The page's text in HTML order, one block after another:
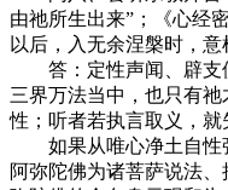
由祂所生出来”；《心经
以后，入无余涅槃时，
答：定性声闻、辟支佛
三界万法当中，也只有
性；听者若执言取义，就
如果从唯心净土自性弥
阿弥陀佛为诸菩萨说法